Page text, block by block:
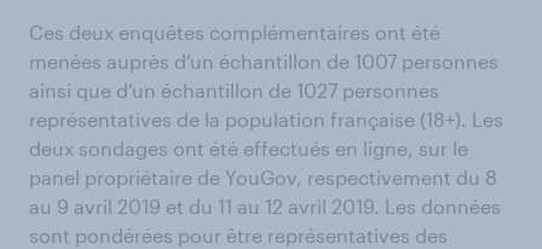
Ces deux enquêtes complémentaires ont été
menées auprès d’un échantillon de 1007 personnes
ainsi que d’un échantillon de 1027 personnes
représentatives de la population française (18+). Les
deux sondages ont été effectués en ligne, sur le
panel propriétaire de YouGov, respectivement du 8
au 9 avril 2019 et du 11 au 12 avril 2019. Les données
sont pondérées pour être représentatives des